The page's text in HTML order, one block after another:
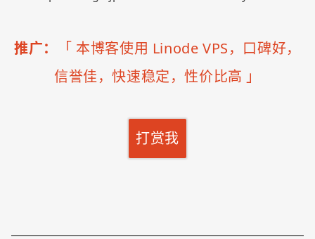
推广： 「 本博客使用 Linode VPS，口碑好，
信誉佳，快速稳定，性价比高 」
打赏我